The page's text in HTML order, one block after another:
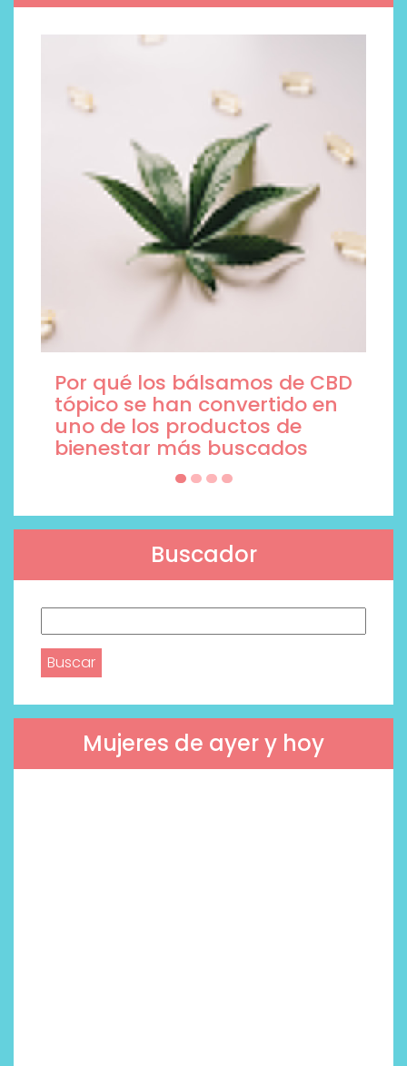
Por qué los bálsamos de CBD
tópico se han convertido en
uno de los productos de
bienestar más buscados
Buscador
Mujeres de ayer y hoy